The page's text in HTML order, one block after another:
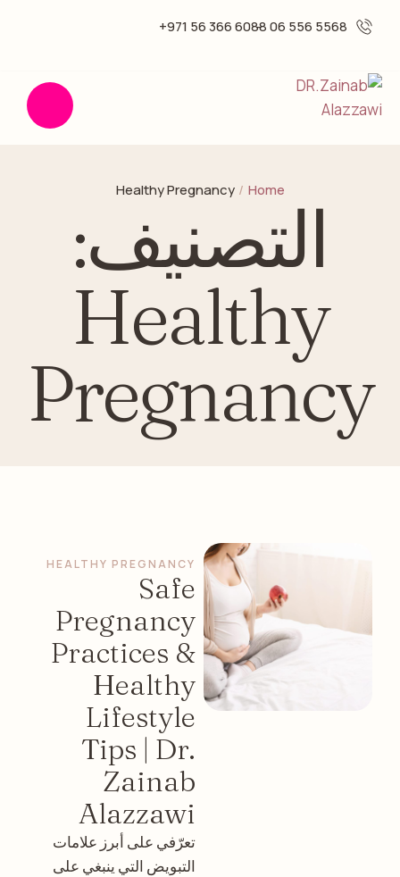
5568 556 06 -
6088 366 56 971+
Home
/
Healthy Pregnancy
التصنيف:
Healthy
Pregnancy
HEALTHY PREGNANCY
Safe
Pregnancy
Practices &
Healthy
Lifestyle
Tips | Dr.
Zainab
Alazzawi
تعرّفي على أبرز علامات
التبويض التي ينبغي على